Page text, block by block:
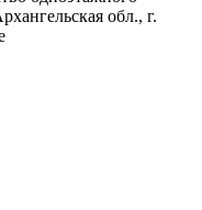
обл., г.